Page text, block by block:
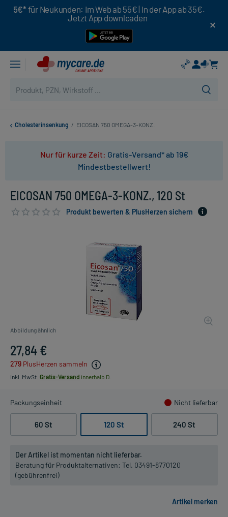
5€* für Neukunden: Im Web ab 55€ | In der App ab 35€.
Jetzt App downloaden
Cholesterinsenkung / EICOSAN 750 OMEGA-3-KONZ.
Nur für kurze Zeit: Gratis-Versand* ab 19€
Mindestbestellwert!
EICOSAN 750 OMEGA-3-KONZ., 120 St
Produkt bewerten & PlusHerzen sichern
Abbildung ähnlich
27,84 €
279 PlusHerzen sammeln
inkl. MwSt. Gratis-Versand innerhalb D.
Packungseinheit Nicht lieferbar
60 St 120 St 240 St
Der Artikel ist momentan nicht lieferbar.
Beratung für Produktalternativen: Tel. 03491-8770120
(gebührenfrei)